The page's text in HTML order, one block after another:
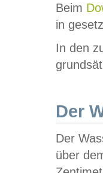
Beim
in
In den
Der
Der
über